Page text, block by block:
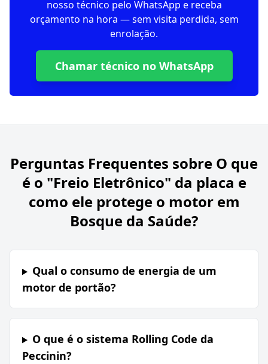
nosso técnico pelo WhatsApp e receba
orçamento na hora — sem visita perdida, sem
enrolação.
Chamar técnico no WhatsApp
Perguntas Frequentes sobre O que
é o "Freio Eletrônico" da placa e
como ele protege o motor em
Bosque da Saúde?
Qual o consumo de energia de um
motor de portão?
O que é o sistema Rolling Code da
Peccinin?